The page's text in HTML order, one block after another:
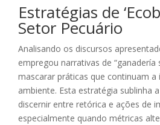
Estratégias de
Setor Pecuário
Analisando os discursos
empregou narrativas de “ganadería
mascarar práticas que continuam
ambiente. Esta estratégia sublinha
discernir entre retórica e ações de
especialmente quando métricas